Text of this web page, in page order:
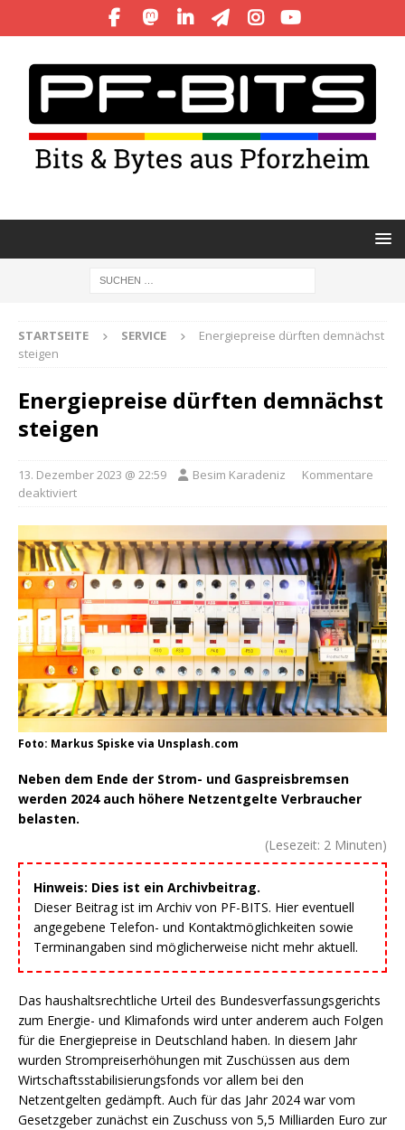
STARTSEITE SERVICE
Energiepreise dürften demnächst
steigen
Energiepreise dürften demnächst
steigen
13. Dezember 2023 @ 22:59 Besim Karadeniz
Kommentare
deaktiviert
Foto: Markus Spiske via Unsplash.com
Neben dem Ende der Strom- und Gaspreisbremsen
werden 2024 auch höhere Netzentgelte Verbraucher
belasten.
(Lesezeit: 2 Minuten)
Hinweis: Dies ist ein Archivbeitrag.
Dieser Beitrag ist im Archiv von PF-BITS. Hier eventuell
angegebene Telefon- und Kontaktmöglichkeiten sowie
Terminangaben sind möglicherweise nicht mehr aktuell.
Das haushaltsrechtliche Urteil des Bundesverfassungsgerichts
zum Energie- und Klimafonds wird unter anderem auch Folgen
für die Energiepreise in Deutschland haben. In diesem Jahr
wurden Strompreiserhöhungen mit Zuschüssen aus dem
Wirtschaftsstabilisierungsfonds vor allem bei den
Netzentgelten gedämpft. Auch für das Jahr 2024 war vom
Gesetzgeber zunächst ein Zuschuss von 5,5 Milliarden Euro zur